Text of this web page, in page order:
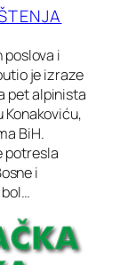
i
je izraze
pet alpinista
Konakoviću,
BiH.
potresla
i